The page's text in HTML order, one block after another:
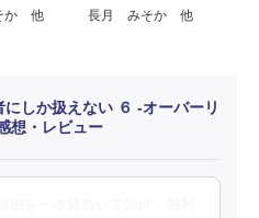
か 他 長月 みそか 他
しか扱えない ６ ‐オーバーリ
想・レビュー